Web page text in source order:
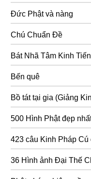
Đức Phật và nàng
Chú Chuẩn Đề
Bát Nhã Tâm Kinh
Bến quê
Bồ tát tại gia (Giảng
500 Hình Phật đẹp
423 câu Kinh Pháp
36 Hình ảnh Đại Thế